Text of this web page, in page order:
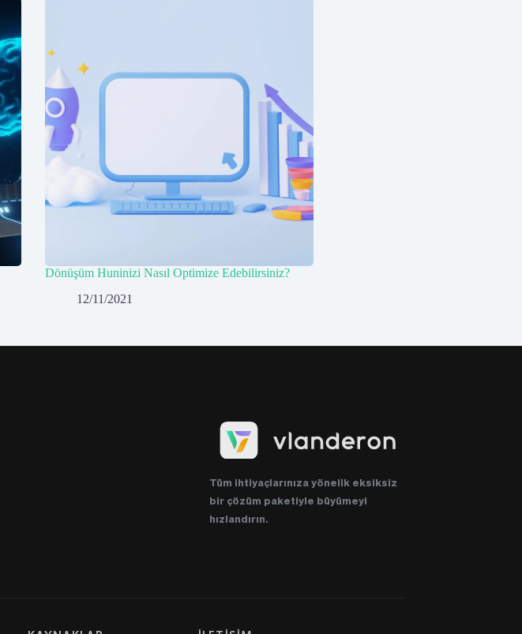
Dönüşüm Huninizi Nasıl Optimize Edebilirsiniz?
12/11/2021
Tüm ihtiyaçlarınıza yönelik eksiksiz
bir çözüm paketiyle büyümeyi
hızlandırın.